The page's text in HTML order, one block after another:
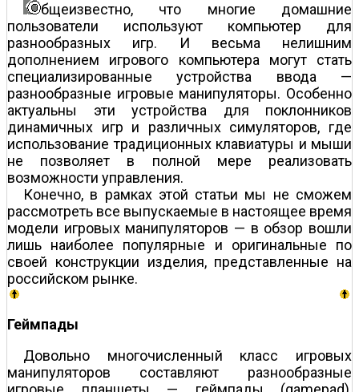
бщеизвестно, что многие домашние
пользователи используют компьютер для
разнообразных игр. И весьма нелишним
дополнением игрового компьютера могут стать
специализированные устройства ввода —
разнообразные игровые манипуляторы. Особенно
актуальны эти устройства для поклонников
динамичных игр и различных симуляторов, где
использование традиционных клавиатуры и мыши
не позволяет в полной мере реализовать
возможности управления.
Конечно, в рамках этой статьи мы не сможем
рассмотреть все выпускаемые в настоящее время
модели игровых манипуляторов — в обзор вошли
лишь наиболее популярные и оригинальные по
своей конструкции изделия, представленные на
российском рынке.
Геймпады
Довольно многочисленный класс игровых
манипуляторов составляют разнообразные